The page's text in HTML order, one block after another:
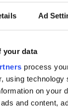
Ad
your data
process
using
on your
and content,
i alla priser.